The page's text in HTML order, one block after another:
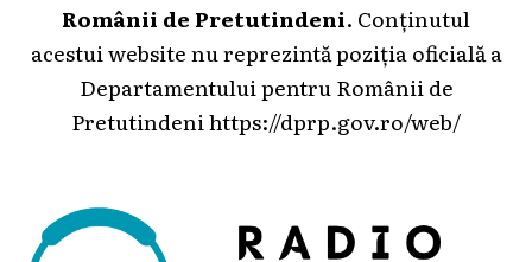
Românii de Pretutindeni. Conținutul
acestui website nu reprezintă poziția oficială a
Departamentului pentru Românii de
Pretutindeni https://dprp.gov.ro/web/